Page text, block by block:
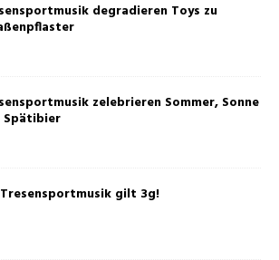
degradieren Toys zu
zelebrieren Sommer, Sonne
Spätibier
gilt 3g!